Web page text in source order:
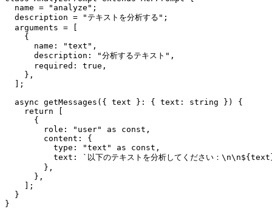
  name = "analyze";
  description = "テキストを分析する";
  arguments = [
    {
      name: "text",
      description: "分析するテキスト",
      required: true,
    },
  ];
  async getMessages({ text }: { text: string }) {
    return [
      {
        role: "user" as const,
        content: {
          type: "text" as const,
text: `以下のテキストを分析してください：
        },
      },
    ];
  }
}